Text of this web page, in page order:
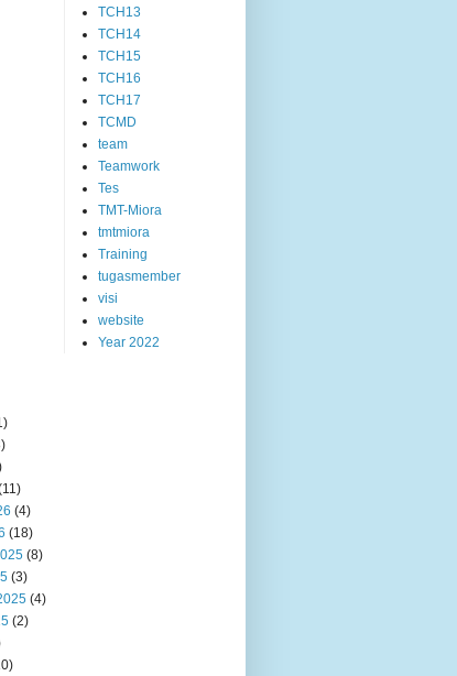
TCH13
TCH14
TCH15
TCH16
TCH17
TCMD
team
Teamwork
Tes
TMT-Miora
tmtmiora
Training
tugasmember
visi
website
Year 2022
(4)
(18)
(8)
(3)
(4)
(2)